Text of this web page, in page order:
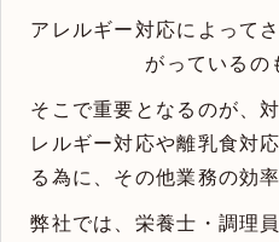
アレルギー対応によって
がっているの
そこで重要となるのが、
レルギー対応や離乳食対
る為に、その他業務の効
弊社では、栄養士・調理